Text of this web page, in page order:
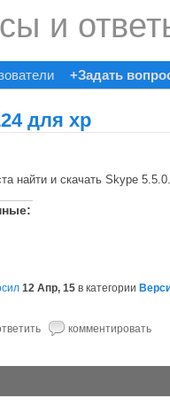
и
+Задать
для xp
найти и скачать Skype
12 Апр, 15 в категории